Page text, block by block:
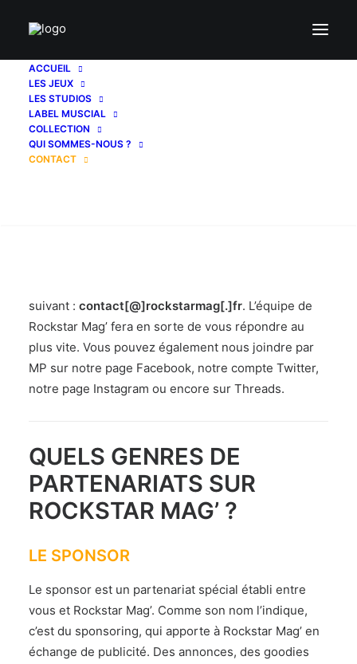
ACCUEIL
LES JEUX
LES STUDIOS
LABEL MUSCIAL
COLLECTION
QUI SOMMES-NOUS ?
CONTACT
suivant : contact[@]rockstarmag[.]fr. L’équipe de
Rockstar Mag’ fera en sorte de vous répondre au
plus vite. Vous pouvez également nous joindre par
MP sur notre page Facebook, notre compte Twitter,
notre page Instagram ou encore sur Threads.
QUELS GENRES DE
PARTENARIATS SUR
ROCKSTAR MAG’ ?
LE SPONSOR
Le sponsor est un partenariat spécial établi entre
vous et Rockstar Mag’. Comme son nom l’indique,
c’est du sponsoring, qui apporte à Rockstar Mag’ en
échange de publicité. Des annonces, des goodies